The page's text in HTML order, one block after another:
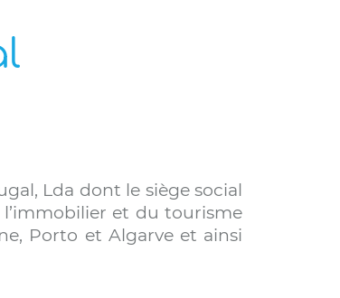
Lda dont le siège social
et du tourisme
Porto et Algarve et ainsi